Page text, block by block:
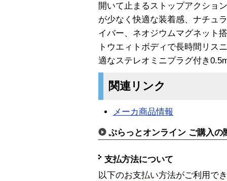
開いて止まるストップアクショ
が少なく快適な装着感、ナチュ
イバー、ネオジウムマグネット
トウエィトボディで長時間リス
適なステレオミニプラグ付き
関連リンク
メーカ商品情報
ぷらっとオンライン ご購入の
支払方法について
以下のお支払い方法がご利用で